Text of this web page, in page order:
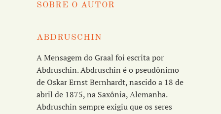
SOBRE O AUTOR
ABDRUSCHIN
A Mensagem do Graal foi escrita por
Abdruschin. Abdruschin é o pseudônimo
de Oskar Ernst Bernhardt, nascido a 18 de
abril de 1875, na Saxônia, Alemanha.
Abdruschin sempre exigiu que os seres